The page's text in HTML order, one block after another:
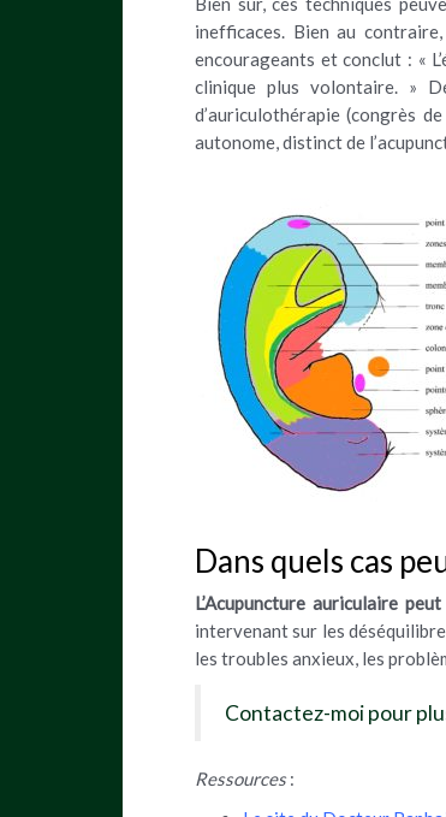
inefficaces. Bien au
encourageants et conclut : «
clinique plus volontaire. »
d’auriculothérapie (congrès
autonome, distinct de
Dans quels cas
L’Acupuncture auriculaire
intervenant sur les
les troubles anxieux, les
Contactez-moi pour
Ressources: